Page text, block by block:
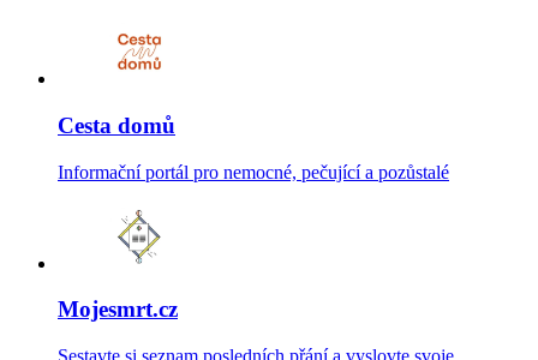
Cesta domů
Informační portál pro nemocné, pečující a pozůstalé
Mojesmrt.cz
Sestavte si seznam posledních přání a vyslovte svoje